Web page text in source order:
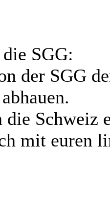
SGG:
der SGG
die Schweiz
mit euren